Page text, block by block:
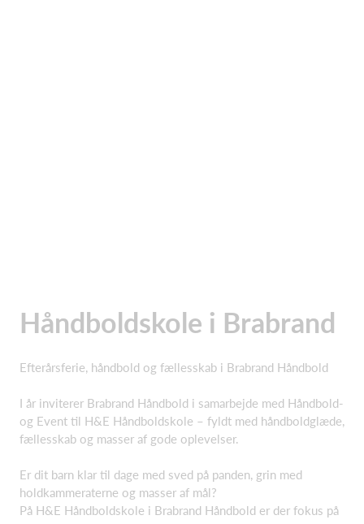
Håndboldskole i Brabrand
Efterårsferie, håndbold og fællesskab i Brabrand Håndbold
I år inviterer Brabrand Håndbold i samarbejde med Håndbold-
og Event til H&E Håndboldskole – fyldt med håndboldglæde,
fællesskab og masser af gode oplevelser.
Er dit barn klar til dage med sved på panden, grin med
holdkammeraterne og masser af mål?
På H&E Håndboldskole i Brabrand Håndbold er der fokus på